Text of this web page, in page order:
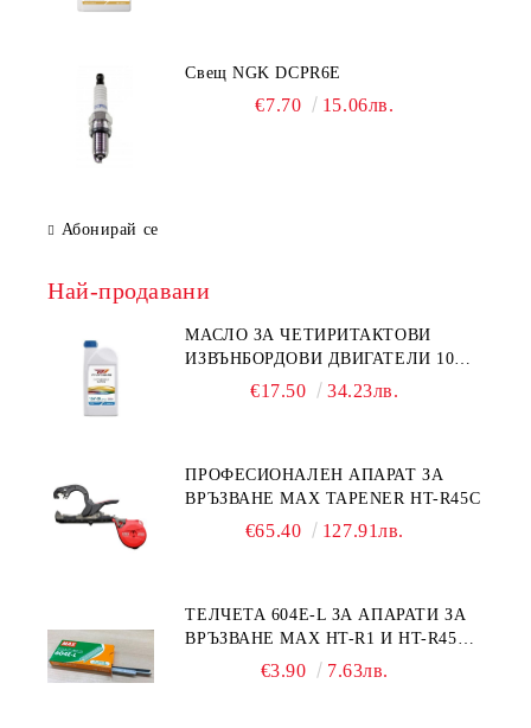
Свещ NGK DCPR6E
€7.70 15.06лв.
Абонирай се
Най-продавани
МАСЛО ЗА ЧЕТИРИТАКТОВИ
ИЗВЪНБОРДОВИ ДВИГАТЕЛИ 10W-
30 HONDA MARINE 08221-999-
€17.50 34.23лв.
ПРОФЕСИОНАЛЕН АПАРАТ ЗА
ВРЪЗВАНЕ MAX TAPENER HT-R45C
€65.40 127.91лв.
ТЕЛЧЕТА 604E-L ЗА АПАРАТИ ЗА
ВРЪЗВАНЕ MAX HT-R1 И HT-R45C
€3.90 7.63лв.